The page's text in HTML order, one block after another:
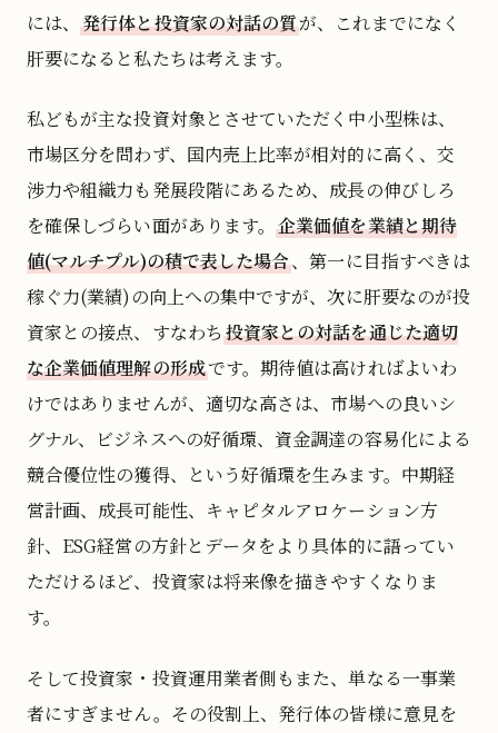
には、発行体と投資家の対話の質が、これまでになく
肝要になると私たちは考えます。
私どもが主な投資対象とさせていただく中小型株は、
市場区分を問わず、国内売上比率が相対的に高く、交
渉力や組織力も発展段階にあるため、成長の伸びしろ
を確保しづらい面があります。企業価値を業績と期待
値(マルチプル)の積で表した場合、第一に目指すべきは
稼ぐ力(業績)の向上への集中ですが、次に肝要なのが投
資家との接点、すなわち 投資家との対話を通じた適切
な企業価値理解の形成です。期待値は高ければよいわ
けではありませんが、適切な高さは、市場への良いシ
グナル、ビジネスへの好循環、資金調達の容易化による
競合優位性の獲得、という好循環を生みます。中期経
営計画、成長可能性、キャピタルアロケーション方
針、ESG経営の方針とデータをより具体的に語ってい
ただけるほど、投資家は将来像を描きやすくなりま
す。
そして投資家・投資運用業者側もまた、単なる一事業
者にすぎません。その役割上、発行体の皆様に意見を